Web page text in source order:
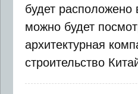
будет расположено
можно будет
архитектурная
строительство